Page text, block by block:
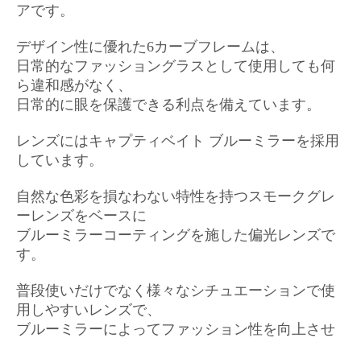
アです。
デザイン性に優れた6カーブフレームは、
日常的なファッショングラスとして使用しても何
ら違和感がなく、
日常的に眼を保護できる利点を備えています。
レンズにはキャプティベイト ブルーミラーを採用
しています。
自然な色彩を損なわない特性を持つスモークグレ
ーレンズをベースに
ブルーミラーコーティングを施した偏光レンズで
す。
普段使いだけでなく様々なシチュエーションで使
用しやすいレンズで、
ブルーミラーによってファッション性を向上させ